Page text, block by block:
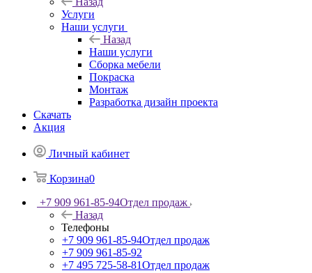
Услуги
Наши услуги
Назад
Наши услуги
Сборка мебели
Покраска
Монтаж
Разработка дизайн проекта
Скачать
Акция
Личный кабинет
Корзина0
+7 909 961-85-94Отдел продаж
Назад
Телефоны
+7 909 961-85-94Отдел продаж
+7 909 961-85-92
+7 495 725-58-81Отдел продаж